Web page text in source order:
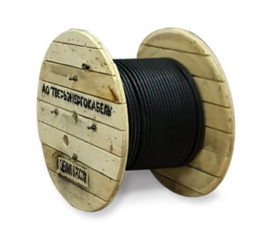
Кабели силовые с изоляцией из сшитого
полиэтилена на напряжение до 20 КВ
Силовые кабели, не распространяющие горение, на
напряжение до 20 КВ
Кабели контрольные
Провода и кабели для электроустановок
Провода самонесущие изолированные и
защищенные для воздушных линий
электропередачи